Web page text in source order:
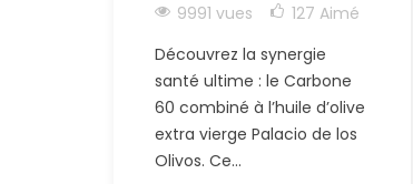
9991 vues 127 Aimé
Découvrez la synergie
santé ultime : le Carbone
60 combiné à l’huile d’olive
extra vierge Palacio de los
Olivos. Ce...